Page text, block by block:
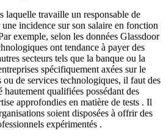
laquelle travaille un responsable de
incidence sur son salaire en fonction
exemple, selon les données Glassdoor
ont tendance à payer des
secteurs tels que la banque ou la
spécifiquement axées sur le
de services technologiques, il faut des
hautement qualifiées possédant des
approfondies en matière de tests . Il
soient disposées à offrir des
expérimentés .